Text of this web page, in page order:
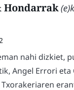
Hondarrak
nahi dizkiet,
Angel Errori eta